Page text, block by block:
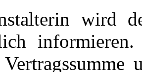
wird
Vertragssumme